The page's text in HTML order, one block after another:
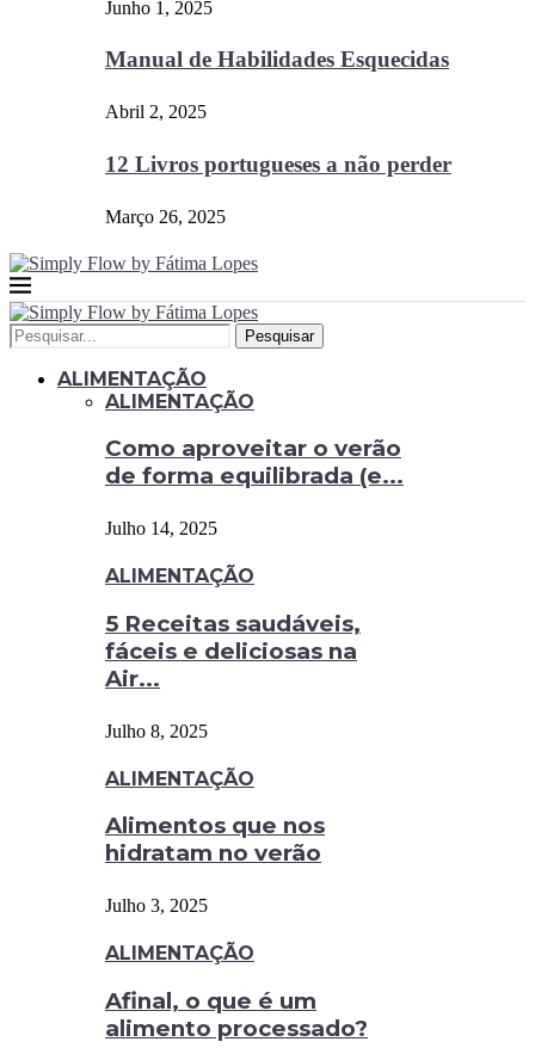
Junho 1, 2025
Manual de Habilidades Esquecidas
Abril 2, 2025
12 Livros portugueses a não perder
Março 26, 2025
Pesquisar
ALIMENTAÇÃO
ALIMENTAÇÃO
Como aproveitar o verão
de forma equilibrada (e...
Julho 14, 2025
ALIMENTAÇÃO
5 Receitas saudáveis,
fáceis e deliciosas na
Air...
Julho 8, 2025
ALIMENTAÇÃO
Alimentos que nos
hidratam no verão
Julho 3, 2025
ALIMENTAÇÃO
Afinal, o que é um
alimento processado?